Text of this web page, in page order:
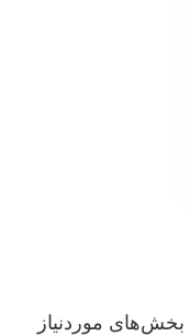
بخش‌های موردنیاز